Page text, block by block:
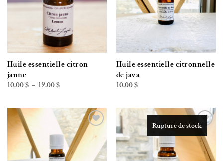
Huile essentielle citron
jaune
10.00$ – 19.00$Plage
de
à
19.00 $
Huile essentielle citronnelle
de java
10.00$
Ajouter à la liste de souhaits Ajouter à la liste de souhaits
Rupture de stock